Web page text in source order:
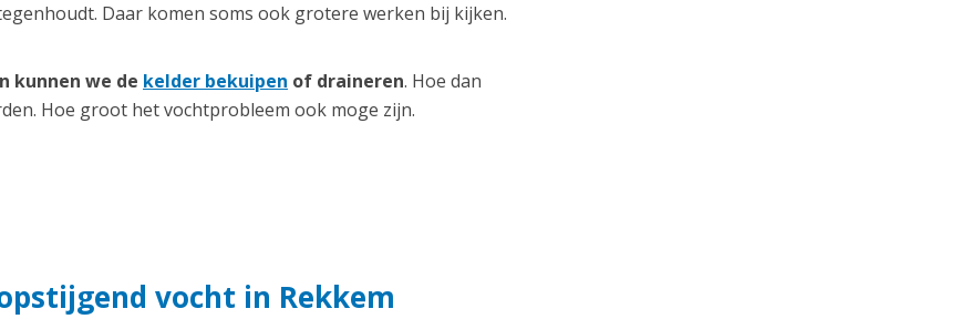
Daar komen soms ook grotere werken bij kijken.
kunnen we de kelder bekuipen of draineren. Hoe dan
Hoe groot het vochtprobleem ook moge zijn.
vocht in Rekkem